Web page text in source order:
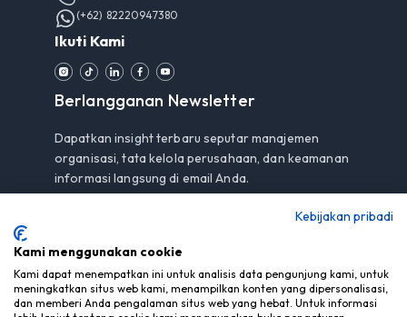
(+62) 82220947380
Ikuti Kami
Berlangganan Newsletter
Dapatkan insight terbaru seputar manajemen
organisasi, tata kelola perusahaan, dan keamanan
informasi langsung di email Anda.
Berlangganan
Dengan berlangganan, Anda menyetujuiPemberitahuan
Privasikami.
Kebijakan pribadi
Kami menggunakan cookie
Kami dapat menempatkan ini untuk analisis data pengunjung kami, untuk
meningkatkan situs web kami, menampilkan konten yang dipersonalisasi,
dan memberi Anda pengalaman situs web yang hebat. Untuk informasi